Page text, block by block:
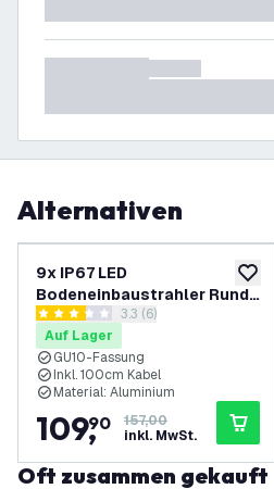
Alternativen
zur
9x IP67 LED
Bodeneinbaustrahler Rund -
GU10 - Schwarz - 1m Kabel
Bewertungsbereich
3.3 Bewertungssterne
3.3 (6)
Auf Lager
GU10-Fassung
Inkl. 100cm Kabel
Material: Aluminium
109,
90
157,00
inkl. MwSt.
Oft zusammen gekauft